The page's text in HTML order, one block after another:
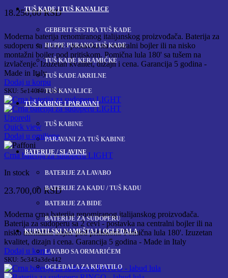
TUŠ KADE I TUŠ KANALICE
GEBERIT SESTRA TUŠ KADE
HUPPE PURANO TUŠ KADE
TUŠ KADE KERAMIČKE
TUŠ KADE AKRILNE
TUŠ KANALICE
TUŠ KABINE I PARAVANI
TUŠ KABINE
PARAVANI ZA TUŠ KABINE
BATERIJE / SLAVINE
BATERIJE ZA LAVABO
BATERIJE ZA KADU / TUŠ KADU
BATERIJE ZA BIDE
BATERIJE ZA SUDOPERU
KUPATILSKI NAMEŠTAJ I OGLEDALA
LAVABO SA ORMARIĆEM
OGLEDALA ZA KUPATILO
18.250,00RSD
Moderna baterija renomiranog italijanskog proizvođača. Baterija za
sudoperu sa 2 cevi - postavka na centralni bojler ili na nisko
montažni bojler pod pritiskom. Pomična lula 180' sa tušem na
izvlačenje. Izuzetan kvalitet, dizajn i cena. Garancija 5 godina -
Made in Italy
Dodaj u korpu
SKU: 5e140f4022b5
Uporedi
Quick view
Dodaj u omiljene
Crna baterija za sudoperu LIGHT
In stock
23.700,00 RSD
Moderna crna baterija renomiranog italijanskog proizvođača.
Baterija za sudoperu sa 2 cevi - postavka na centralni bojler ili na
nisko montažni bojler pod pritiskom. Pomična lula 180'. Izuzetan
kvalitet, dizajn i cena. Garancija 5 godina - Made in Italy
Dodaj u korpu
SKU: 5c343a3de442